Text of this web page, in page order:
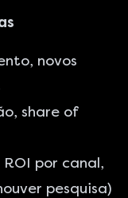
novos
share of
por canal,
pesquisa)